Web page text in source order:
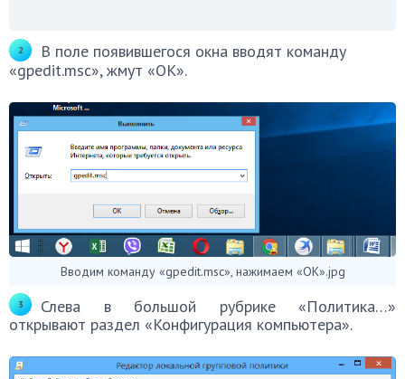
В поле появившегося окна вводят команду
«gpedit.msc», жмут «ОК».
Вводим команду «gpedit.msc», нажимаем «ОК».jpg
Слева в большой рубрике «Политика…»
открывают раздел «Конфигурация компьютера».